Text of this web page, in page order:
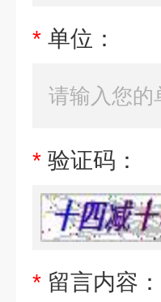
* 单位：
* 验证码：
* 留言内容：